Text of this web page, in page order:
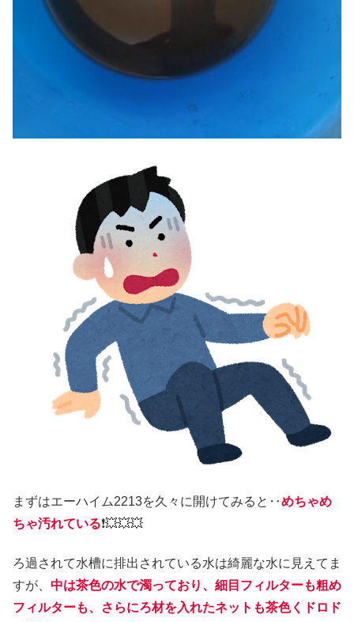
まずはエーハイム2213を久々に開けてみると‥めちゃめ
ちゃ汚れている❗💥💥💥
ろ過されて水槽に排出されている水は綺麗な水に見えてま
すが、 中は茶色の水で濁っており、細目フィルターも粗め
フィルターも、さらにろ材を入れたネットも茶色くドロド